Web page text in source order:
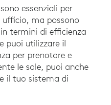
essenziali per
ma possono
termini di efficienza
puoi utilizzare il
per prenotare e
le sale, puoi anche
il tuo sistema di